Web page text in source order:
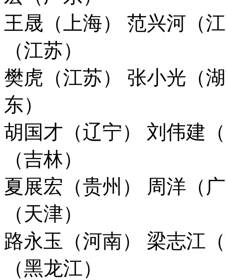
王晟（上海） 范兴河（
（江苏）
樊虎（江苏） 张小光（
东）
胡国才（辽宁） 刘伟建
（吉林）
夏展宏（贵州） 周洋（
（天津）
路永玉（河南） 梁志江
（黑龙江）